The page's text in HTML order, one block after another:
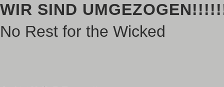
WIR SIND
No Rest for the Wicked